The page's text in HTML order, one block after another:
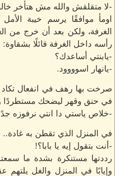
-لا متقلقش والله مش هتأخر
اومأ موافقًا يرسم خيبة
الغرفة، ولكن بعد أن خرج من
رأسه داخل الغرفة قائلًا بشقاوة:
-يابنتي أساعدك؟
-يانهار اسوووود.
صرخت بها رهف في انفعال
في حنق وقهر ليضحك مستطردًا
-خلاص ياستي دا انتي نرفوزه
في المنزل الذي تقطن به غادة..
-أنت بتقول إيه يا بابا؟!
رددتها مستنكرة بشدة ما
وإيابًا في المنزل والغل يلتهم